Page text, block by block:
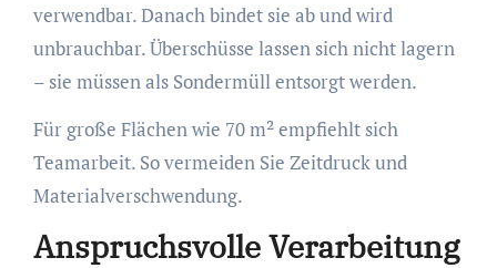
verwendbar. Danach bindet sie ab und wird
unbrauchbar. Überschüsse lassen sich nicht lagern
– sie müssen als Sondermüll entsorgt werden.
Für große Flächen wie 70 m² empfiehlt sich
Teamarbeit. So vermeiden Sie Zeitdruck und
Materialverschwendung.
Anspruchsvolle Verarbeitung